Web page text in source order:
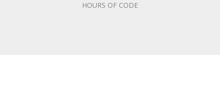
HOURS OF CODE